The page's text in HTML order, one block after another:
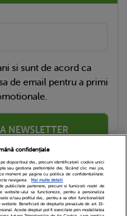
si sunt de acord ca
de email pentru a primi
NEWSLETTER
confidențiale
dispozitivul dvs., precum identificatorii cookie unici
sau gestiona preferințele dvs. făcând clic mai jos,
moment pe pagina cu politica de confidențialitate.
navigarea.
Mai multe detalii
publicitate partenere, precum si furnizorii nostri de
website-ului sa functioneze, pentru a personaliza
si/sau profilul dvs., pentru a va oferi functionalitati
Beneficiati de drepturile prevazute de art. 15-
Aceste drepturi pot fi exercitate prin modalitatea